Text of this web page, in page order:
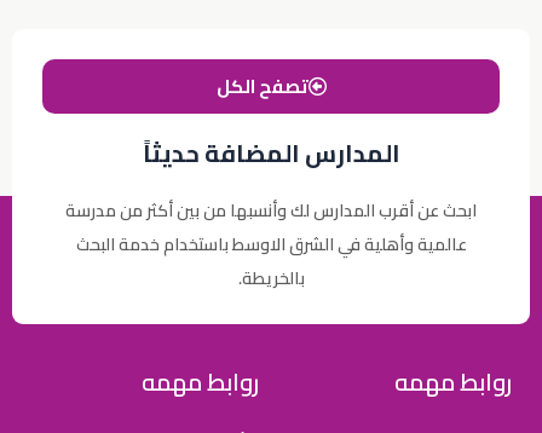
المدارس المضافة حديثاً
ابحث عن أقرب المدارس لك وأنسبها من بين أكثر من مدرسة
عالمية وأهلية في الشرق الاوسط باستخدام خدمة البحث
بالخريطة.
تصفح الكل
روابط مهمه روابط مهمه